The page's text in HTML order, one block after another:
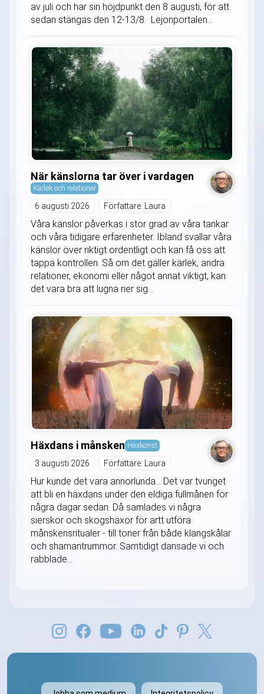
av juli och har sin höjdpunkt den 8 augusti, för att
sedan stängas den 12-13/8. Lejonportalen...
När känslorna tar över i vardagen
Kärlek och relationer
6 augusti 2026 Författare: Laura
Våra känslor påverkas i stor grad av våra tankar
och våra tidigare erfarenheter. Ibland svallar våra
känslor över riktigt ordentligt och kan få oss att
tappa kontrollen. Så om det gäller kärlek, andra
relationer, ekonomi eller något annat viktigt, kan
det vara bra att lugna ner sig...
Häxdans i månsken Häxkonst
3 augusti 2026 Författare: Laura
Hur kunde det vara annorlunda... Det var tvunget
att bli en häxdans under den eldiga fullmånen för
några dagar sedan. Då samlades vi några
sierskor och skogshäxor för artt utföra
månskensritualer - till toner från både klangskålar
och shamantrummor. Samtidigt dansade vi och
rabblade...